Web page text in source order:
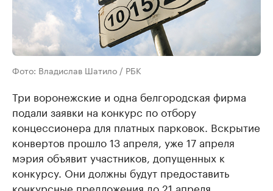
Фото: Владислав Шатило / РБК
Три воронежские и одна белгородская фирма
подали заявки на конкурс по отбору
концессионера для платных парковок. Вскрытие
конвертов прошло 13 апреля, уже 17 апреля
мэрия объявит участников, допущенных к
конкурсу. Они должны будут предоставить
конкурсные предложения до 21 апреля.